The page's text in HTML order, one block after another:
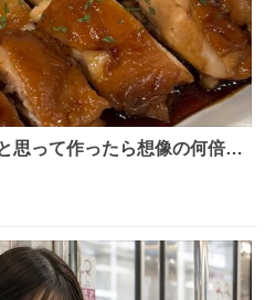
思って作ったら想像の何倍も
て嬉しい